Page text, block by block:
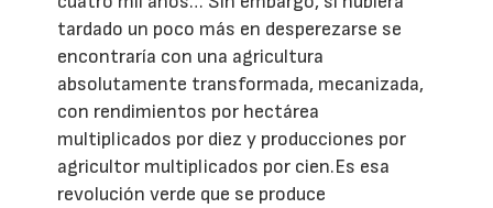
tardado un poco más en desperezarse se
encontraría con una agricultura
absolutamente transformada, mecanizada,
con rendimientos por hectárea
multiplicados por diez y producciones por
agricultor multiplicados por cien.Es esa
revolución verde que se produce